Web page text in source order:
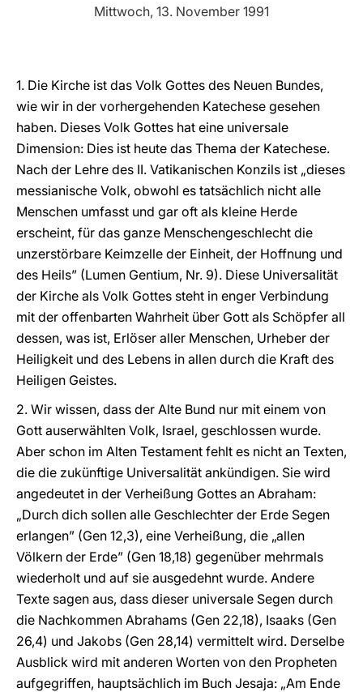
LATINE
Mittwoch, 13. November 1991
1. Die Kirche ist das Volk Gottes des Neuen Bundes,
wie wir in der vorhergehenden Katechese gesehen
haben. Dieses Volk Gottes hat eine universale
Dimension: Dies ist heute das Thema der Katechese.
Nach der Lehre des II. Vatikanischen Konzils ist „dieses
messianische Volk, obwohl es tatsächlich nicht alle
Menschen umfasst und gar oft als kleine Herde
erscheint, für das ganze Menschengeschlecht die
unzerstörbare Keimzelle der Einheit, der Hoffnung und
des Heils” (Lumen Gentium, Nr. 9). Diese Universalität
der Kirche als Volk Gottes steht in enger Verbindung
mit der offenbarten Wahrheit über Gott als Schöpfer all
dessen, was ist, Erlöser aller Menschen, Urheber der
Heiligkeit und des Lebens in allen durch die Kraft des
Heiligen Geistes.
2. Wir wissen, dass der Alte Bund nur mit einem von
Gott auserwählten Volk, Israel, geschlossen wurde.
Aber schon im Alten Testament fehlt es nicht an Texten,
die die zukünftige Universalität ankündigen. Sie wird
angedeutet in der Verheißung Gottes an Abraham:
„Durch dich sollen alle Geschlechter der Erde Segen
erlangen” (Gen 12,3), eine Verheißung, die „allen
Völkern der Erde” (Gen 18,18) gegenüber mehrmals
wiederholt und auf sie ausgedehnt wurde. Andere
Texte sagen aus, dass dieser universale Segen durch
die Nachkommen Abrahams (Gen 22,18), Isaaks (Gen
26,4) und Jakobs (Gen 28,14) vermittelt wird. Derselbe
Ausblick wird mit anderen Worten von den Propheten
aufgegriffen, hauptsächlich im Buch Jesaja: „Am Ende